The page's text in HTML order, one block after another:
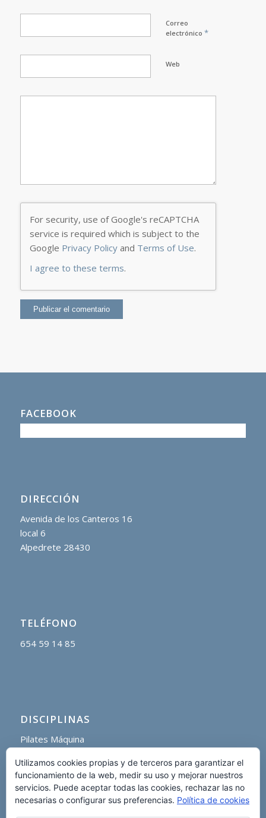
Correo
electrónico *
Web
For security, use of Google's reCAPTCHA
service is required which is subject to the
Google Privacy Policyand Terms of Use.
I agree to these terms.
FACEBOOK
DIRECCIÓN
Avenida de los Canteros 16
local 6
Alpedrete 28430
TELÉFONO
654 59 14 85
DISCIPLINAS
Pilates Máquina
Pilates Barra
Pilates Aéreo
Utilizamos cookies propias y de terceros para garantizar el
funcionamiento de la web, medir su uso y mejorar nuestros
servicios. Puede aceptar todas las cookies, rechazar las no
necesarias o configurar sus preferencias. Política de cookies